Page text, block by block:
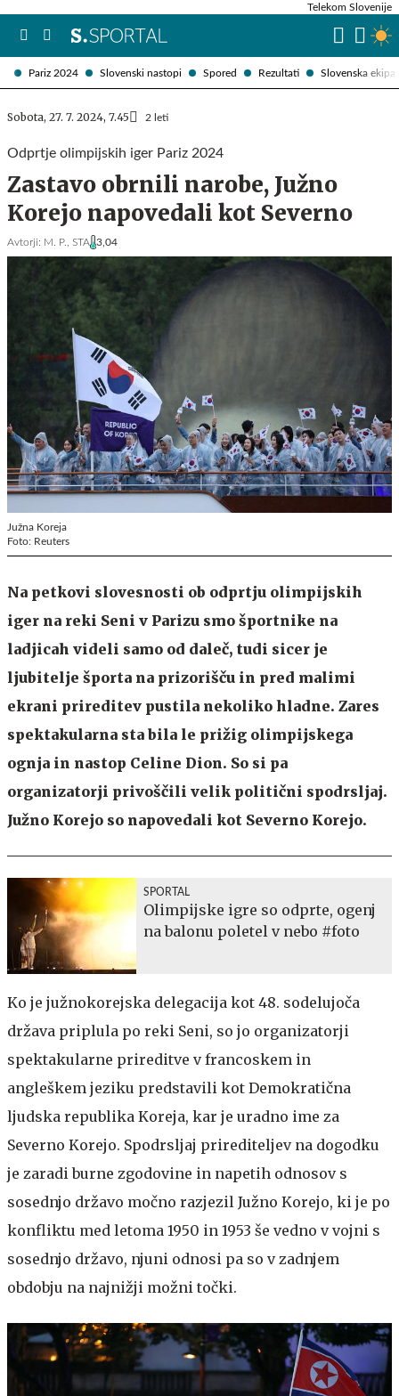
Pariz 2024 Slovenski nastopi Spored Rezultati Slovenska ekipa
Telekom Slovenije
Sobota, 27. 7. 2024, 7.45 2 leti
Odprtje olimpijskih iger Pariz 2024
Zastavo obrnili narobe, Južno
Korejo napovedali kot Severno
Avtorji: M. P., STA 3,04
Južna Koreja
Foto: Reuters
Na petkovi slovesnosti ob odprtju olimpijskih
iger na reki Seni v Parizu smo športnike na
ladjicah videli samo od daleč, tudi sicer je
ljubitelje športa na prizorišču in pred malimi
ekrani prireditev pustila nekoliko hladne. Zares
spektakularna sta bila le prižig olimpijskega
ognja in nastop Celine Dion. So si pa
organizatorji privoščili velik politični spodrsljaj.
Južno Korejo so napovedali kot Severno Korejo.
SPORTAL
Olimpijske igre so odprte, ogenj
na balonu poletel v nebo #foto
Ko je južnokorejska delegacija kot 48. sodelujoča
država priplula po reki Seni, so jo organizatorji
spektakularne prireditve v francoskem in
angleškem jeziku predstavili kot Demokratična
ljudska republika Koreja, kar je uradno ime za
Severno Korejo. Spodrsljaj prirediteljev na dogodku
je zaradi burne zgodovine in napetih odnosov s
sosednjo državo močno razjezil Južno Korejo, ki je po
konfliktu med letoma 1950 in 1953 še vedno v vojni s
sosednjo državo, njuni odnosi pa so v zadnjem
obdobju na najnižji možni točki.